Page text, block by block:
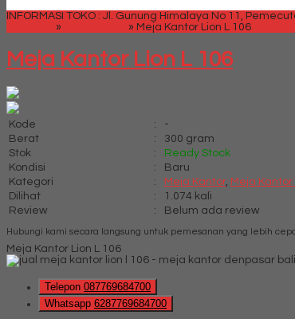
INFORMASI TOKO : Jl. Gunung Himalaya No 11,
» » Meja Kantor Lion L 106
Meja Kantor Lion L 106
Kode :
-
Berat
:
300 gram
Stok
:
Ready Stock
Kondisi
:
Baru
Kategori
: Meja Kantor, Meja Kantor
Dilihat
:
1.074 kali
Review
: Belum ada review
Hubungi kami secara langsung untuk pemesanan yang lebih
Meja Kantor Lion L 106
Telepon 087769684700
Whatsapp 6287769684700